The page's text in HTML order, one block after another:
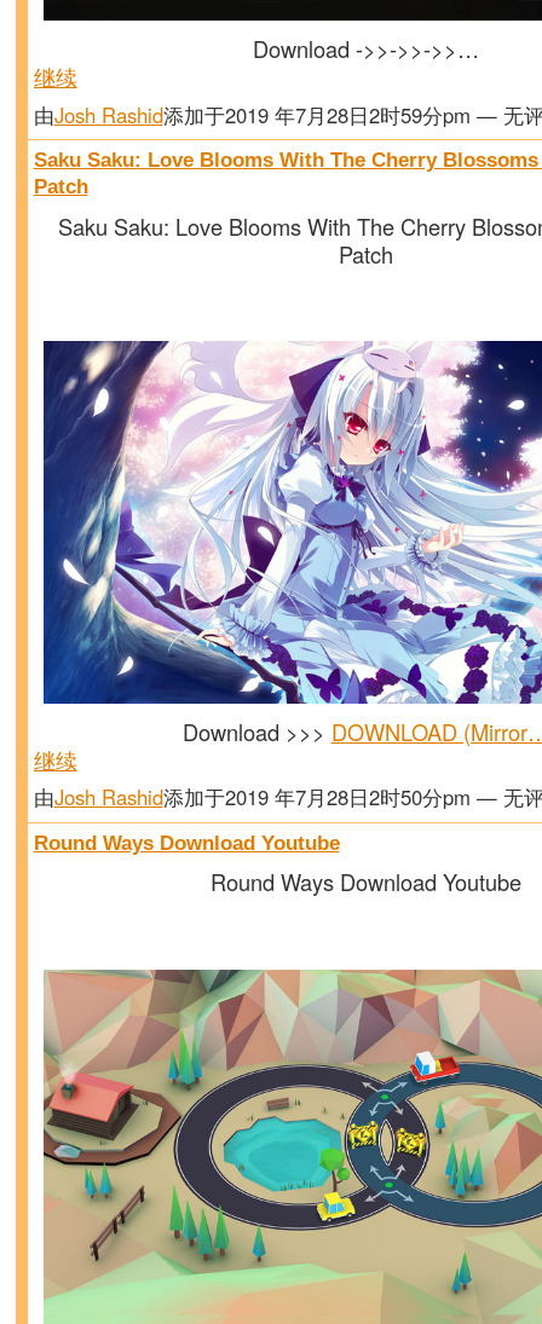
Download ->>->>->>…
继续
由Josh Rashid添加于2019 年7月28日2时59分pm — 无
Saku Saku: Love Blooms With The Cherry
Patch
Saku Saku: Love Blooms With The Cherry
Patch
Download >>> DOWNLOAD
继续
由Josh Rashid添加于2019 年7月28日2时50分pm — 无
Round Ways Download Youtube
Round Ways Download Youtube